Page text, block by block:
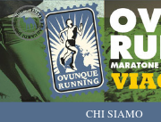
CHI SIAMO